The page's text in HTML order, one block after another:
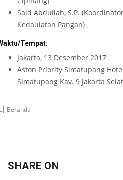
Said Abdullah, S.P.
Kedaulatan Pangan)
Tempat:
Jakarta, 13 Desember 2017
Aston Priority Simatupang
Simatupang Kav. 9 Jakarta
Beranda
SHARE ON